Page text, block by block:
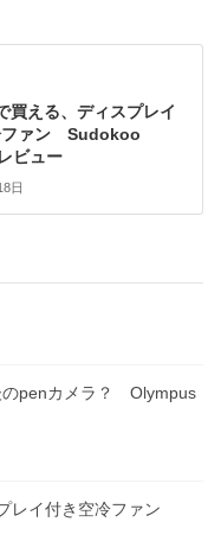
買える、ディスプレイ
ファン Sudokoo
ビュー
日
のpenカメラ？ Olympus
レイ付き空冷ファン